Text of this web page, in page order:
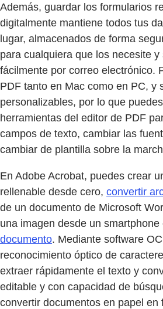
Además, guardar los formularios
digitalmente mantiene todos tus
lugar, almacenados de forma
para cualquiera que los necesite
fácilmente por correo electrónico.
PDF tanto en Mac como en PC, y
personalizables, por lo que
herramientas del editor de PDF
campos de texto, cambiar las
cambiar de plantilla sobre la
En Adobe Acrobat, puedes crear
rellenable desde cero, convertir
de un documento de Microsoft
una imagen desde un smartphone
documento. Mediante software
reconocimiento óptico de
extraer rápidamente el texto y
editable y con capacidad de
convertir documentos en papel en